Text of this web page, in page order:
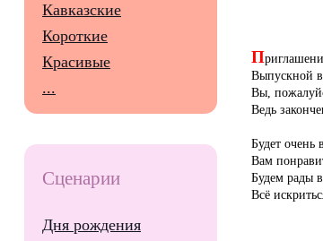
П
Выпускной
Вы,
Ведь
Будет очень
Вам
Будем рады
Всё
Кавказские
Короткие
Красивые
...
Сценарии
Дня рождения